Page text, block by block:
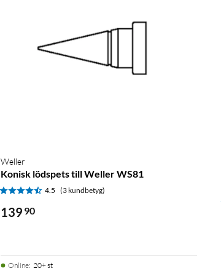
Weller
Konisk lödspets till Weller WS81
4.5 (3 kundbetyg)
139 90
Online: 20+ st